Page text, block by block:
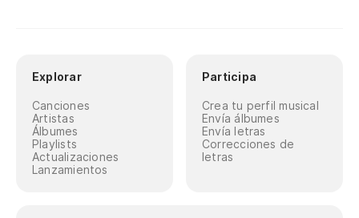
Explorar
Canciones
Artistas
Álbumes
Playlists
Actualizaciones
Lanzamientos
Participa
Crea tu perfil musical
Envía álbumes
Envía letras
Correcciones de
letras